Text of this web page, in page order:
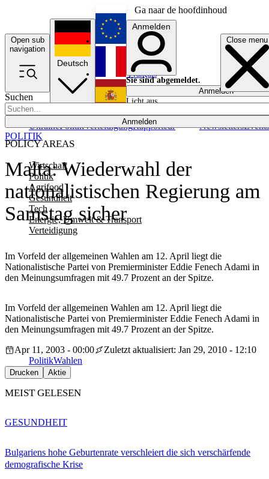
Ga naar de hoofdinhoud
Open sub
navigation
Close menu
Suchen
Anmelden
POLICY AREAS
Wirtschaft
Politik
Agrifood
Gesundheit
Tech
Energie, Umwelt & Transport
Verteidigung
UkrainePolitikVerteidigungRapporteur NewslettersEvents
Deutsch
English
Français
Anmelden
Sie sind abgemeldet.
Anmelden
Licht aus
Malta: Wiederwahl der
nationalistischen Regierung am
Samstag sicher
Im Vorfeld der allgemeinen Wahlen am 12. April liegt die
Nationalistische Partei von Premierminister Eddie Fenech Adami in
den Meinungsumfragen mit 49.7 Prozent an der Spitze.
POLITIK
Im Vorfeld der allgemeinen Wahlen am 12. April liegt die
Nationalistische Partei von Premierminister Eddie Fenech Adami in
den Meinungsumfragen mit 49.7 Prozent an der Spitze.
Apr 11, 2003 - 00:00
Zuletzt aktualisiert: Jan 29, 2010 - 12:10
PolitikWahlen
Drucken Aktie
MEIST GELESEN
Bulgariens hohe Geburtenrate verschleiert die sich verschärfende
demografische Krise
GESUNDHEIT